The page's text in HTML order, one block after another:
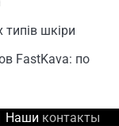
шкіри
FastKava: по
Наши контакты